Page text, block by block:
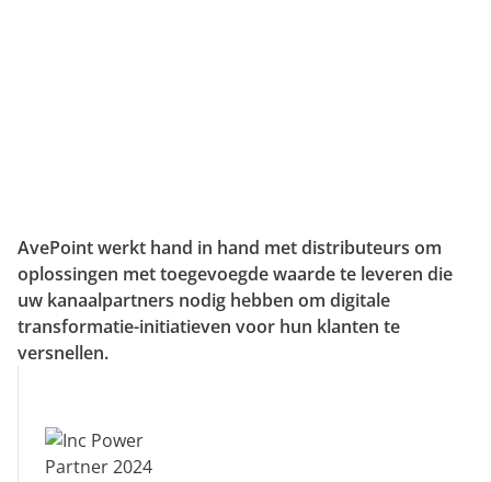
AvePoint werkt hand in hand met distributeurs om
oplossingen met toegevoegde waarde te leveren die
uw kanaalpartners nodig hebben om digitale
transformatie-initiatieven voor hun klanten te
versnellen.